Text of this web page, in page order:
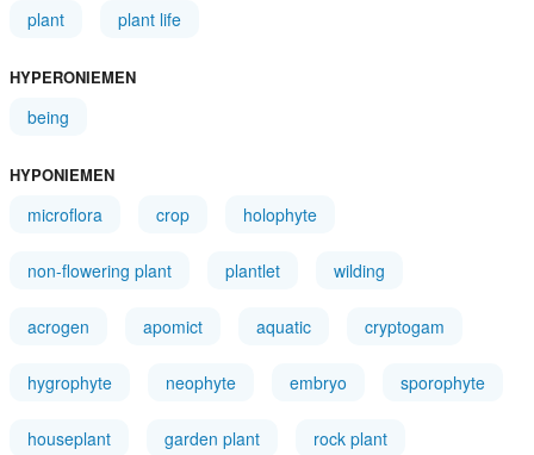
plant plant life
HYPERONIEMEN
being
HYPONIEMEN
microflora crop holophyte
non-flowering plant plantlet wilding
acrogen apomict aquatic cryptogam
hygrophyte neophyte embryo sporophyte
houseplant garden plant rock plant